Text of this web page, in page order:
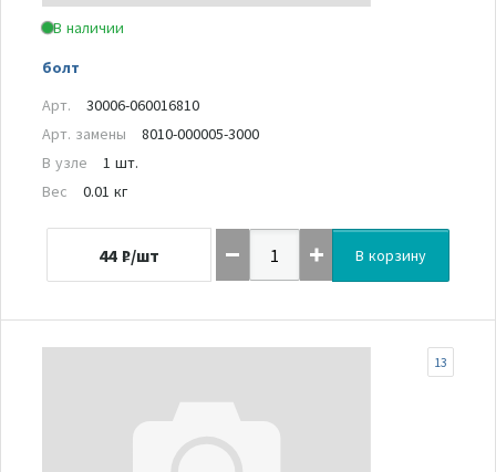
В наличии
болт
Арт.
30006-060016810
Арт. замены
8010-000005-3000
В узле
1 шт.
Вес
0.01 кг
44 ₽/шт В корзину
13